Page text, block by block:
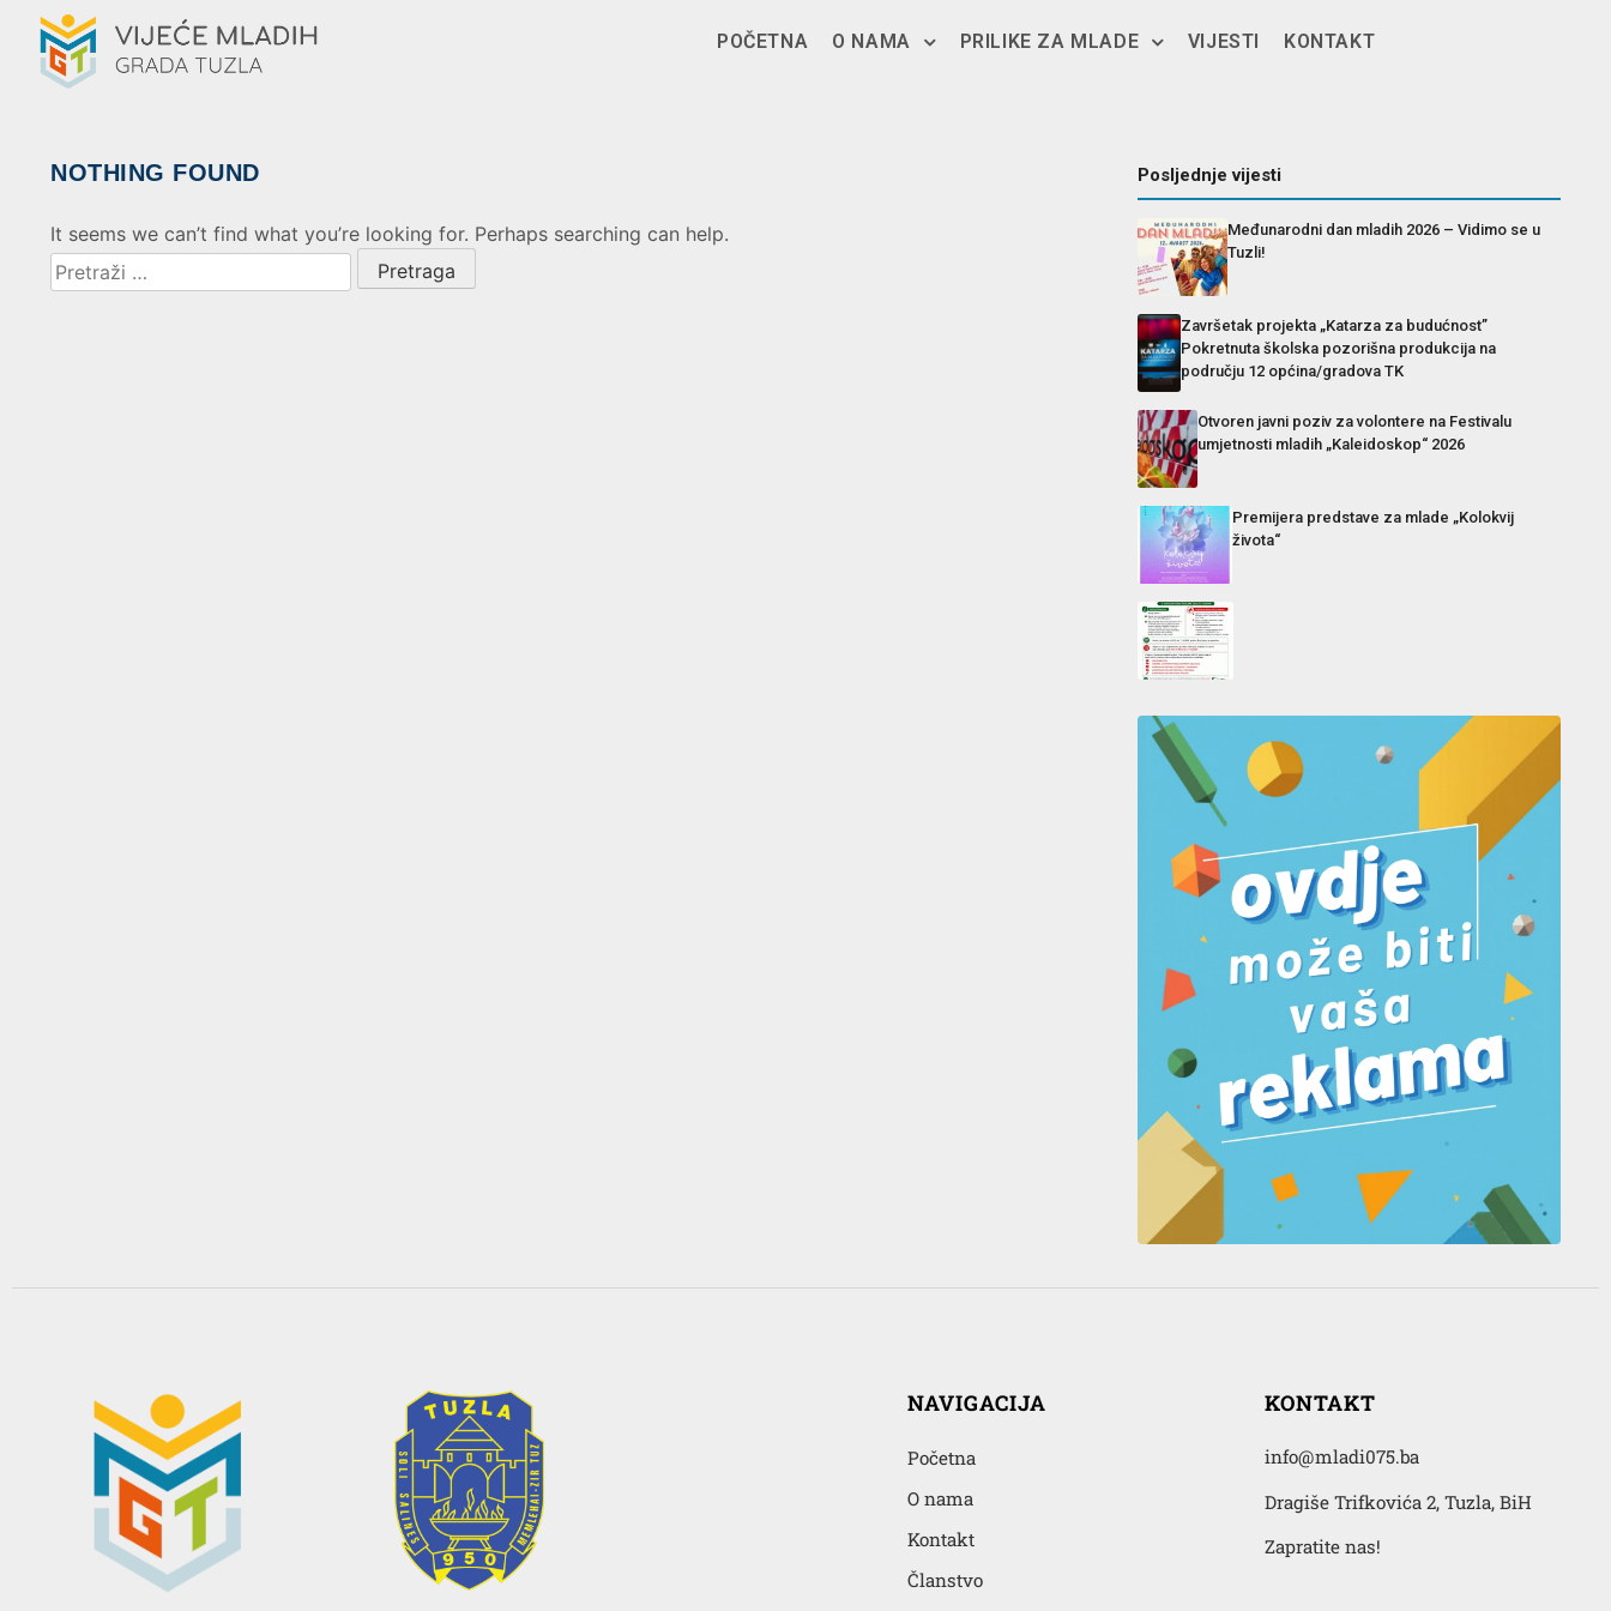
POČETNA O NAMA PRILIKE ZA MLADE VIJESTI KONTAKT
NOTHING FOUND
It seems we can’t find what you’re looking for. Perhaps searching can help.
Posljednje vijesti
Međunarodni dan mladih 2026 – Vidimo se u
Tuzli!
Završetak projekta „Katarza za budućnost”
Pokretnuta školska pozorišna produkcija na
području 12 općina/gradova TK
Otvoren javni poziv za volontere na Festivalu
umjetnosti mladih „Kaleidoskop“ 2026
Premijera predstave za mlade „Kolokvij
života“
NAVIGACIJA
Početna
O nama
Kontakt
Članstvo
KONTAKT
info@mladi075.ba
Dragiše Trifkovića 2, Tuzla, BiH
Zapratite nas!